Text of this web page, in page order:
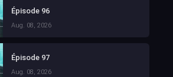
Épisode 96
Aug. 08, 2026
Épisode 97
Aug. 08, 2026